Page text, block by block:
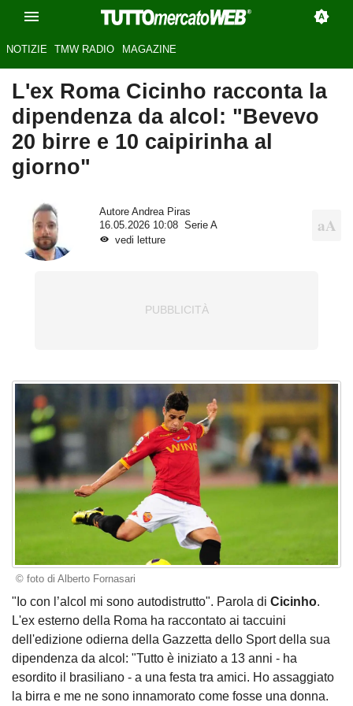
NOTIZIE TMW RADIO MAGAZINE
L'ex Roma Cicinho racconta la
dipendenza da alcol: "Bevevo
20 birre e 10 caipirinha al
giorno"
Autore Andrea Piras
16.05.2026 10:08
Serie A
vedi letture
© foto di Alberto Fornasari
"Io con l’alcol mi sono autodistrutto". Parola di Cicinho.
L'ex esterno della Roma ha raccontato ai taccuini
dell'edizione odierna della Gazzetta dello Sport della sua
dipendenza da alcol: "Tutto è iniziato a 13 anni - ha
esordito il brasiliano - a una festa tra amici. Ho assaggiato
la birra e me ne sono innamorato come fosse una donna.